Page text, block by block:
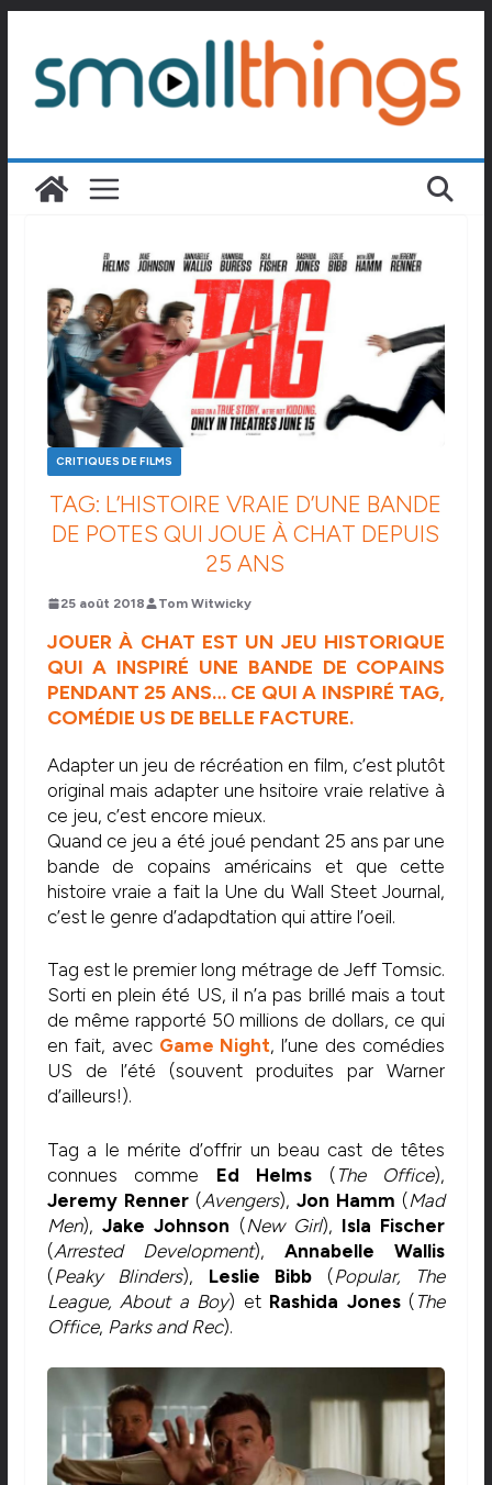
contenu
CRITIQUES DE FILMS
TAG: L’HISTOIRE VRAIE D’UNE BANDE
DE POTES QUI JOUE À CHAT DEPUIS
25 ANS
25 août 2018 Tom Witwicky
JOUER À CHAT EST UN JEU HISTORIQUE
QUI A INSPIRÉ UNE BANDE DE COPAINS
PENDANT 25 ANS… CE QUI A INSPIRÉ TAG,
COMÉDIE US DE BELLE FACTURE.
Adapter un jeu de récréation en film, c’est plutôt
original mais adapter une hsitoire vraie relative à
ce jeu, c’est encore mieux.
Quand ce jeu a été joué pendant 25 ans par une
bande de copains américains et que cette
histoire vraie a fait la Une du Wall Steet Journal,
c’est le genre d’adapdtation qui attire l’oeil.
Tag est le premier long métrage de Jeff Tomsic.
Sorti en plein été US, il n’a pas brillé mais a tout
de même rapporté 50 millions de dollars, ce qui
en fait, avec Game Night, l’une des comédies
US de l’été (souvent produites par Warner
d’ailleurs!).
Tag a le mérite d’offrir un beau cast de têtes
connues comme Ed Helms ( The Office),
Jeremy Renner(Avengers),Jon Hamm (Mad
Men), Jake Johnson (New Girl), Isla Fischer
(Arrested Development),Annabelle Wallis
(Peaky Blinders), Leslie Bibb (Popular, The
League, About a Boy) et Rashida Jones( The
Office, Parks and Rec).